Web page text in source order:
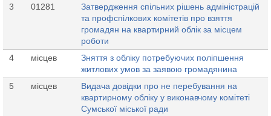
3
01281
Затвердження спільних рішень адміністрацій
та профспілкових комітетів про взяття
громадян на квартирний облік за місцем
роботи
4
місцев
Зняття з обліку потребуючих поліпшення
житлових умов за заявою громадянина
5
місцев
Видача довідки про не перебування на
квартирному обліку у виконавчому комітеті
Сумської міської ради